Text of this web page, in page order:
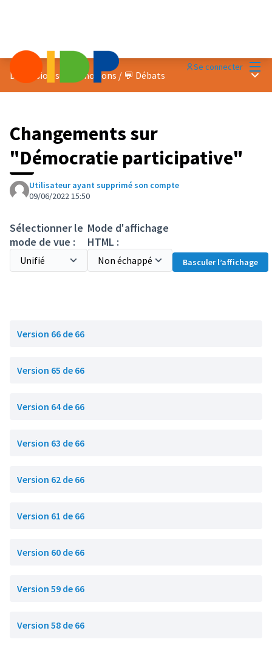
Se connecter
Discussion sur les notions / 💬 Débats
Changements sur
"Démocratie participative"
Utilisateur ayant supprimé son compte
09/06/2022 15:50
Sélectionner le
mode de vue :
Mode d'affichage
HTML :
Basculer l’affichage
Version 66 de 66
Version 65 de 66
Version 64 de 66
Version 63 de 66
Version 62 de 66
Version 61 de 66
Version 60 de 66
Version 59 de 66
Version 58 de 66